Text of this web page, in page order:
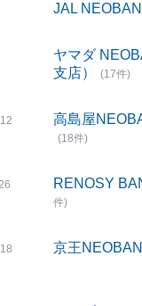
JAL
ヤマダ
支店）
(17件)
高島屋
(18件)
RENOSY
件)
京王